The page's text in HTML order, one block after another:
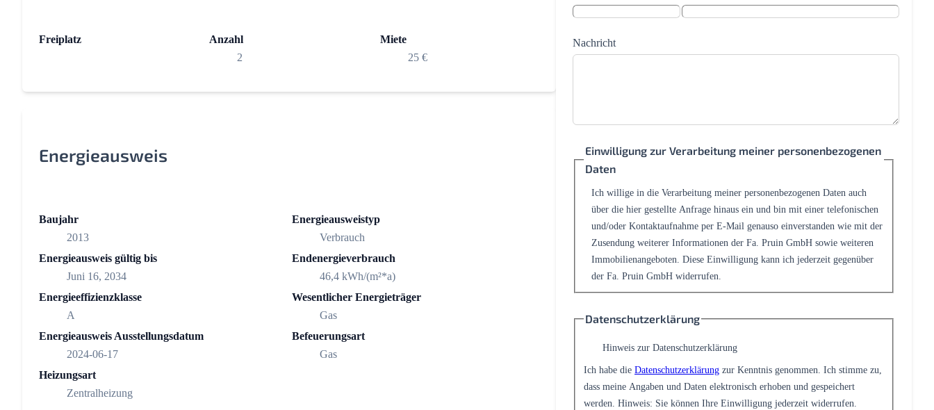
Freiplatz
Anzahl
2
Miete
25 €
Energieausweis
Baujahr
2013
Energieausweistyp
Verbrauch
Energieausweis gültig bis
Juni 16, 2034
Endenergieverbrauch
46,4 kWh/(m²*a)
Energieeffizienzklasse
A
Wesentlicher Energieträger
Gas
Energieausweis Ausstellungsdatum
2024-06-17
Befeuerungsart
Gas
Heizungsart
Zentralheizung
Nachricht
Einwilligung zur Verarbeitung meiner personenbezogenen
Daten
Ich willige in die Verarbeitung meiner personenbezogenen Daten auch
über die hier gestellte Anfrage hinaus ein und bin mit einer telefonischen
und/oder Kontaktaufnahme per E-Mail genauso einverstanden wie mit der
Zusendung weiterer Informationen der Fa. Pruin GmbH sowie weiteren
Immobilienangeboten. Diese Einwilligung kann ich jederzeit gegenüber
der Fa. Pruin GmbH widerrufen.
Datenschutzerklärung
Hinweis zur Datenschutzerklärung
Ich habe die Datenschutzerklärung zur Kenntnis genommen. Ich stimme zu,
dass meine Angaben und Daten elektronisch erhoben und gespeichert
werden. Hinweis: Sie können Ihre Einwilligung jederzeit widerrufen.